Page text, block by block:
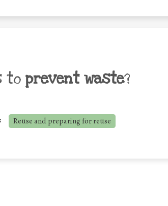
to prevent waste?
Reuse and preparing for reuse